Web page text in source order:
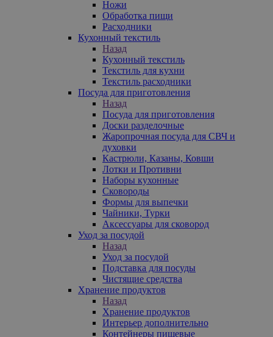
Ножи
Обработка пищи
Расходники
Кухонный текстиль
Назад
Кухонный текстиль
Текстиль для кухни
Текстиль расходники
Посуда для приготовления
Назад
Посуда для приготовления
Доски разделочные
Жаропрочная посуда для СВЧ и
духовки
Кастрюли, Казаны, Ковши
Лотки и Противни
Наборы кухонные
Сковороды
Формы для выпечки
Чайники, Турки
Аксессуары для сковород
Уход за посудой
Назад
Уход за посудой
Подставка для посуды
Чистящие средства
Хранение продуктов
Назад
Хранение продуктов
Интерьер дополнительно
Контейнеры пищевые